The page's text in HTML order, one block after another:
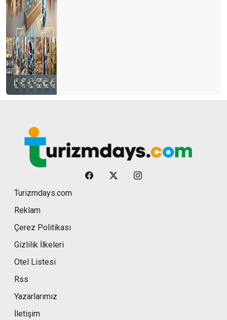
Turizmdays.com
Reklam
Çerez Politikası
Gizlilik İlkeleri
Otel Listesi
Rss
Yazarlarımız
İletişim